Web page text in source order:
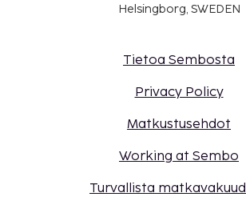
Helsingborg, SWEDEN
Tietoa Sembosta
Privacy Policy
Matkustusehdot
Working at Sembo
Turvallista